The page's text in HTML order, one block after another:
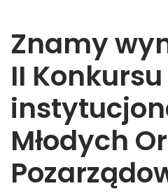
Znamy
II
Młodych